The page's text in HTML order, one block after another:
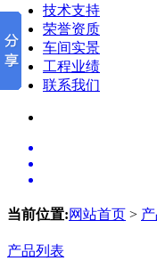
技术支持
荣誉资质
车间实景
工程业绩
联系我们
当前位置:网站首页 >
产品列表